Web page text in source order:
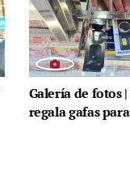
Galería de fotos |
regala gafas